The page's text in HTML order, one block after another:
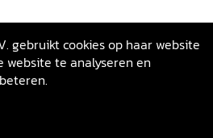
gebruikt cookies op haar website
te analyseren en